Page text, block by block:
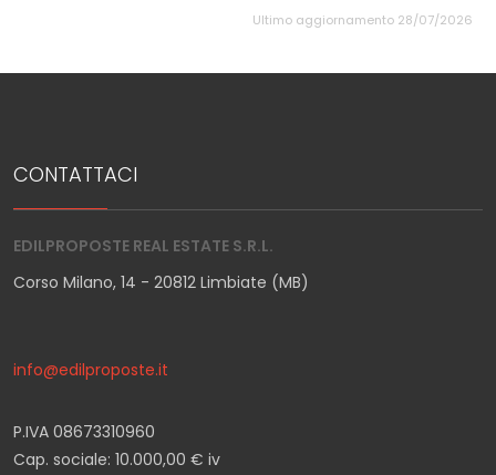
Ultimo aggiornamento 28/07/2026
CONTATTACI
EDILPROPOSTE REAL ESTATE S.R.L.
Corso Milano, 14 - 20812 Limbiate (MB)
info@edilproposte.it
P.IVA 08673310960
Cap. sociale: 10.000,00 € iv